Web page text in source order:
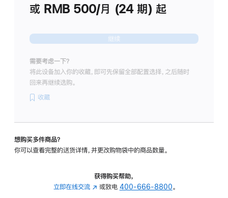
或 RMB 500/月 (24 期) 起
继续
需要考虑一下？
将此设备加入你的收藏，即可先保留全部配置选择，之后随时
回来再继续选购。
收藏
想购买多件商品？
你可以查看完整的送货详情，并更改购物袋中的商品数量。
获得购买帮助，
立即在线交流 (在 或致电 400-666-8800。